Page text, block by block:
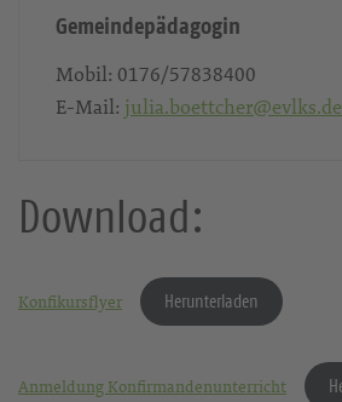
Gemeindepädagogin
Mobil: 0176/57838400
E-Mail: julia.boettcher@evlks.de
Download:
Konfikursflyer Herunterladen
Anmeldung Konfirmandenunterricht